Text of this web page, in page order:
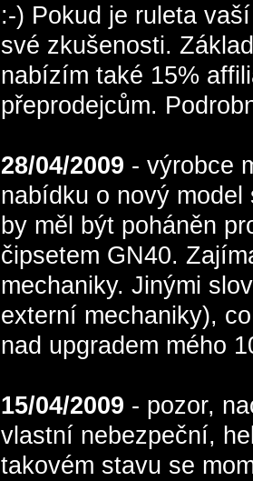
:-) Pokud je ruleta
své zkušenosti.
nabízím také 15%
přeprodejcům.
28/04/2009 - výrobce
nabídku o nový
by měl být poháněn
čipsetem GN40.
mechaniky. Jinými
externí mechaniky),
nad upgradem mého
15/04/2009 - pozor,
vlastní nebezpeční,
takovém stavu se